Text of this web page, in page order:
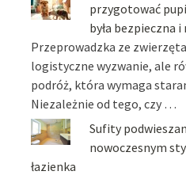
przygotować
była bezpieczna
Przeprowadzka ze
logistyczne wyzwanie, ale
podróż, która wymaga
Niezależnie od tego, czy …
Sufity
nowoczesnym
łazienka